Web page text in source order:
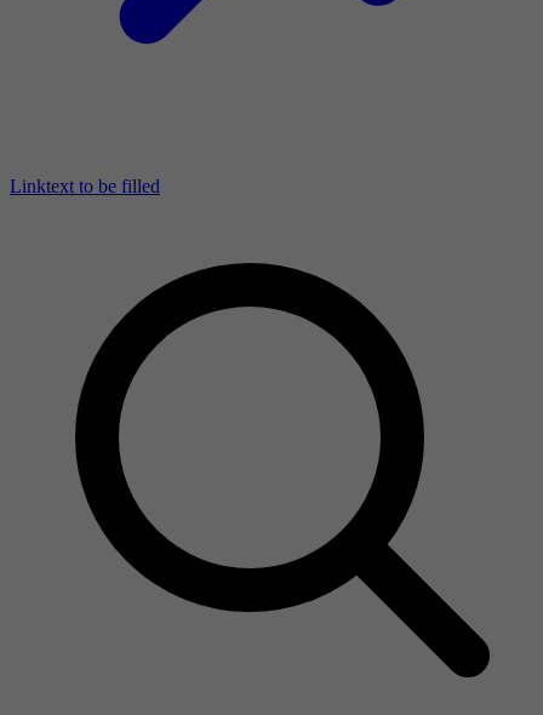
Linktext to be filled